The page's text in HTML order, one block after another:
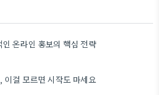
온라인 홍보의 핵심 전략
이걸 모르면 시작도 마세요